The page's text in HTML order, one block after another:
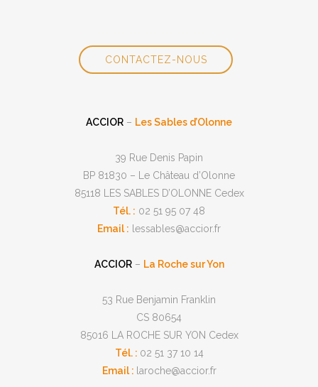
CONTACTEZ-NOUS
ACCIOR – Les Sables d’Olonne
39 Rue Denis Papin
BP 81830 – Le Château d’Olonne
85118 LES SABLES D’OLONNE Cedex
Tél. : 02 51 95 07 48
Email : lessables@accior.fr
ACCIOR– La Roche sur Yon
53 Rue Benjamin Franklin
CS 80654
85016 LA ROCHE SUR YON Cedex
Tél. : 02 51 37 10 14
Email : laroche@accior.fr